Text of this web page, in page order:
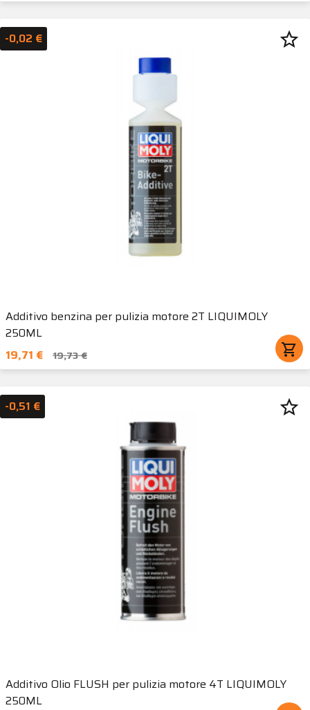
Additivo benzina per pulizia motore 2T LIQUIMOLY
250ML
19,71 €
19,73 € shopping_cart
-0,02 € star_border
Additivo Olio FLUSH per pulizia motore 4T LIQUIMOLY
250ML
-0,51 € star_border